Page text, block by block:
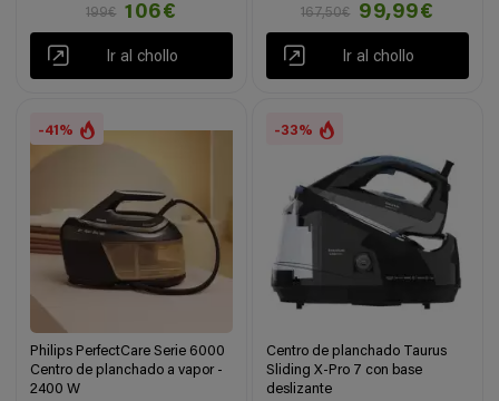
199€
106€
Ir al chollo
167,50€
99,99€
Ir al chollo
-41%
Philips PerfectCare Serie 6000
Centro de planchado a vapor -
2400 W
-33%
Centro de planchado Taurus
Sliding X-Pro 7 con base
deslizante